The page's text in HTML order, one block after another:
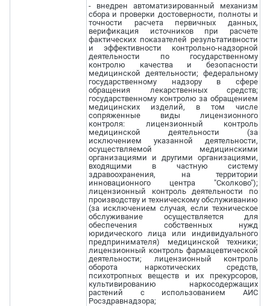
- внедрен автоматизированный механизм
сбора и проверки достоверности, полноты и
точности расчета первичных данных,
верификация источников при расчете
фактических показателей результативности
и эффективности контрольно-надзорной
деятельности по государственному
контролю качества и безопасности
медицинской деятельности; федеральному
государственному надзору в сфере
обращения лекарственных средств;
государственному контролю за обращением
медицинских изделий, в том числе
сопряженные виды лицензионного
контроля: лицензионный контроль
медицинской деятельности (за
исключением указанной деятельности,
осуществляемой медицинскими
организациями и другими организациями,
входящими в частную систему
здравоохранения, на территории
инновационного центра "Сколково");
лицензионный контроль деятельности по
производству и техническому обслуживанию
(за исключением случая, если техническое
обслуживание осуществляется для
обеспечения собственных нужд
юридического лица или индивидуального
предпринимателя) медицинской техники;
лицензионный контроль фармацевтической
деятельности; лицензионный контроль
оборота наркотических средств,
психотропных веществ и их прекурсоров,
культивированию наркосодержащих
растений с использованием АИС
Росздравнадзора;